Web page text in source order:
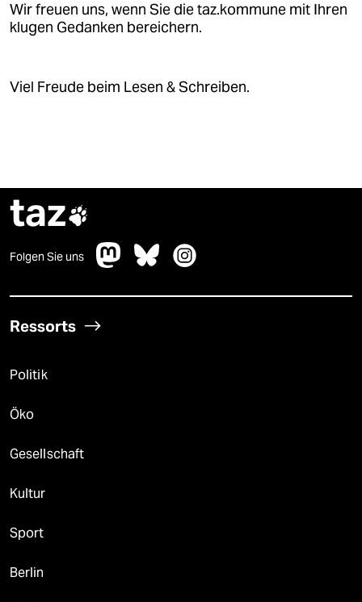
Wir freuen uns, wenn Sie die taz.kommune mit Ihren
klugen Gedanken bereichern.
Viel Freude beim Lesen & Schreiben.
taz
Folgen Sie uns
Ressorts
Politik
Öko
Gesellschaft
Kultur
Sport
Berlin